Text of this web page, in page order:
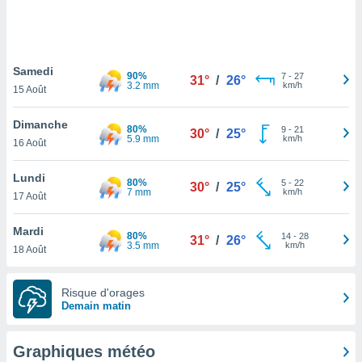
pas
de
à
cas,
que
sur le
et que
Samedi
15 Août
90%
3.2 mm
31° / 26° 7- 27
km/h
Dimanche
16 Août
80%
5.9 mm
30° / 25° 9- 21
km/h
Lundi
17 Août
80%
7 mm
30° / 25° 5- 22
km/h
Mardi
18 Août
80%
3.5 mm
31° / 26° 14- 28
km/h
Risque d'orages
Demain matin
Graphiques météo